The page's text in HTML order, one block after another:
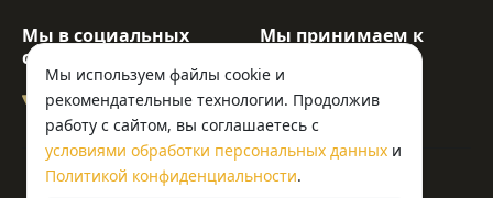
Мы используем файлы cookie и
рекомендательные технологии. Продолжив
работу с сайтом, вы соглашаетесь с
условиями обработки персональных данных и
Политикой конфиденциальности.
Мы в социальных
сетях:
Мы принимаем к
© ООО «Гриффин»